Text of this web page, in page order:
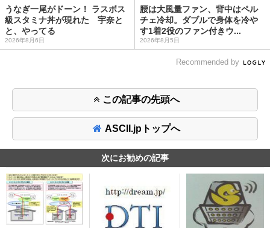
うなぎ一尾がドーン！ ラスボス
級スタミナ丼が現れた 宇奈と
と、やってる
2026年8月6日
腰は大風量ファン、背中はペル
チェ冷却。ダブルで身体を冷や
す1着2役のファン付きウ...
2026年8月5日
Recommended by
この記事の先頭へ
ASCII.jpトップへ
次にお勧めの記事